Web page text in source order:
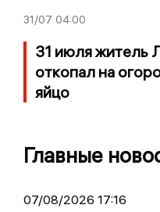
31/07 04:00
31 июля житель
откопал на
яйцо
Главные
07/08/2026 17:16